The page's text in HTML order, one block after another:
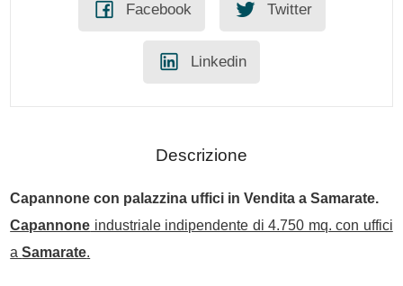
Facebook Twitter
Linkedin
Descrizione
Capannone con palazzina uffici inVendita aSamarate.
Capannone industriale indipendente di 4.750 mq. con uffici
aSamarate.